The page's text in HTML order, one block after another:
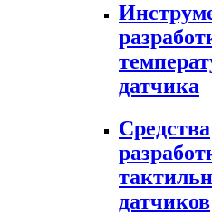
датчика
Средства
датчиков